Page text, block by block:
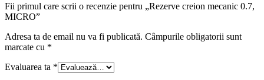
Fii primul care scrii o recenzie pentru „Rezerve creion mecanic 0.7,
MICRO”
Adresa ta de email nu va fi publicată. Câmpurile obligatorii sunt
marcate cu *
Evaluarea ta *